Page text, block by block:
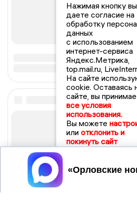
Нажимая кнопку вы
даете согласие на
обработку
данных
с использованием
интернет-сервиса
Яндекс.Метрика,
top.mail.ru,
На сайте
cookie. Оставаясь
сайте, вы
все условия
использования.
Вы можете
или отклонить и
покинуть сайт
Принять